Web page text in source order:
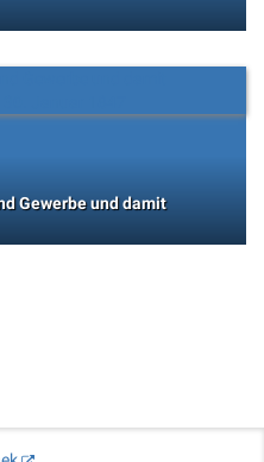
Gewerbe und damit